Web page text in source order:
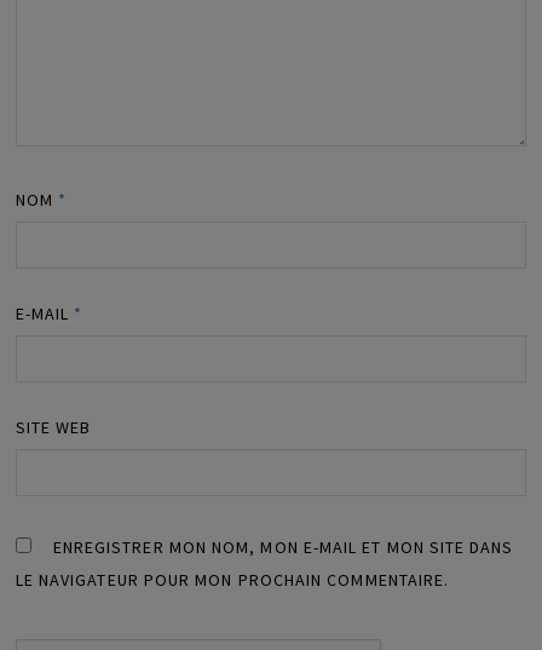
NOM *
E-MAIL *
SITE WEB
ENREGISTRER MON NOM, MON E-MAIL ET MON SITE DANS
LE NAVIGATEUR POUR MON PROCHAIN COMMENTAIRE.